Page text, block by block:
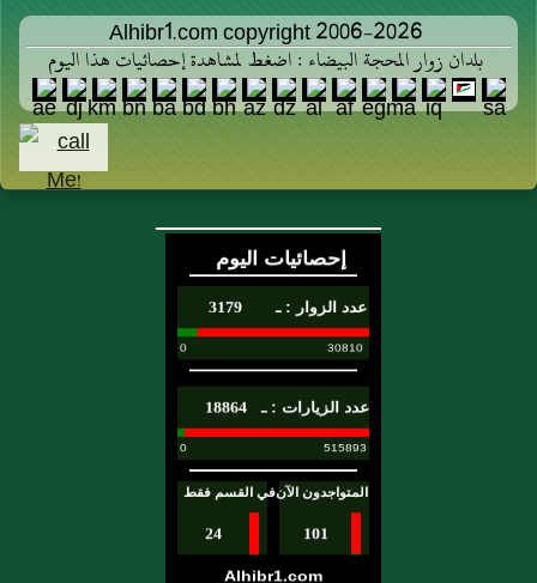
Alhibr1.com copyright 2006-2026
بلدان زوار المحجة البيضاء : اضغط لمشاهدة إحصائيات هذا اليوم